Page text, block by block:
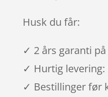
Husk du får:
✓ 2 års garanti
✓ Hurtig levering:
✓ Bestillinger før